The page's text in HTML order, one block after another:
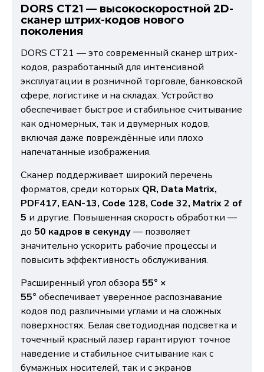
DORS CT21 — высокоскоростной 2D-
сканер штрих-кодов нового
поколения
DORS CT21 — это современный сканер штрих-
кодов, разработанный для интенсивной
эксплуатации в розничной торговле, банковской
сфере, логистике и на складах. Устройство
обеспечивает быстрое и стабильное считывание
как одномерных, так и двумерных кодов,
включая даже повреждённые или плохо
напечатанные изображения.
Сканер поддерживает широкий перечень
форматов, среди которых QR, Data Matrix,
PDF417, EAN-13, Code 128, Code 32, Matrix 2 of
5 и другие. Повышенная скорость обработки —
до 50 кадров в секунду— позволяет
значительно ускорить рабочие процессы и
повысить эффективность обслуживания.
Расширенный угол обзора 55° ×
55° обеспечивает уверенное распознавание
кодов под различными углами и на сложных
поверхностях. Белая светодиодная подсветка и
точечный красный лазер гарантируют точное
наведение и стабильное считывание как с
бумажных носителей, так и с экранов